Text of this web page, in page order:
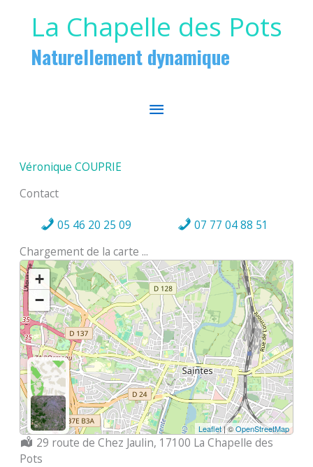
La Chapelle des Pots
Naturellement dynamique
MENU
Véronique COUPRIE
Contact
05 46 20 25 09
07 77 04 88 51
Chargement de la carte ...
+
−
Leaflet| ©OpenStreetMap
Localisation :
29 route de Chez Jaulin, 17100 La Chapelle des
Pots